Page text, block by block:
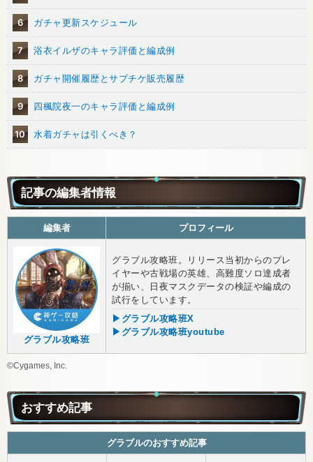
6 ガチャ更新スケジュール
7 浴衣イルザのキャラ評価と編成例
8 ガチャ開催履歴とサプチケ販売履歴
9 四楓院夜一のキャラ評価と編成例
10 水着ガチャは引くべき？
記事の編集者情報
編集者 プロフィール
グラブル攻略班
グラブル攻略班。リリース当初からのプレ
イヤーや古戦場の英雄、高難度ソロ達成者
が揃い、日夜マスクデータの検証や編成の
試行をしています。
▶グラブル攻略班X
▶グラブル攻略班youtube
©Cygames, Inc.
おすすめ記事
グラブルのおすすめ記事